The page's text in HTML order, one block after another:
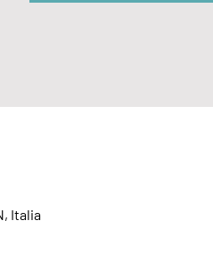
Italia